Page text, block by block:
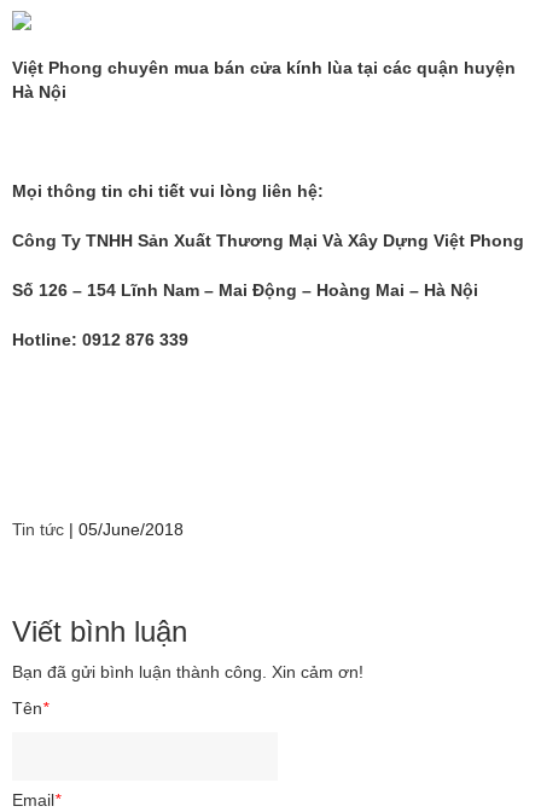
Việt Phong chuyên mua bán cửa kính lùa tại các quận huyện
Hà Nội
Mọi thông tin chi tiết vui lòng liên hệ:
Công Ty TNHH Sản Xuất Thương Mại Và Xây Dựng Việt Phong
Số 126 – 154 Lĩnh Nam – Mai Động – Hoàng Mai – Hà Nội
Hotline: 0912 876 339
Tin tức | 05/June/2018
Viết bình luận
Bạn đã gửi bình luận thành công. Xin cảm ơn!
Tên*
Email*